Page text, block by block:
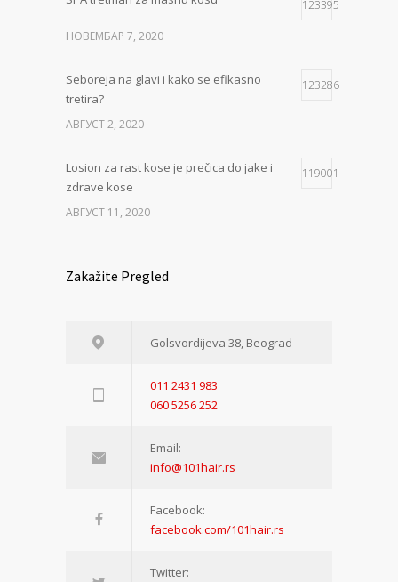
123395
НОВЕМБАР 7, 2020
Seboreja na glavi i kako se efikasno
tretira?
123286
АВГУСТ 2, 2020
Losion za rast kose je prečica do jake i
zdrave kose
119001
АВГУСТ 11, 2020
Zakažite Pregled
Golsvordijeva 38, Beograd
011 2431 983
060 5256 252
Email:
info@101hair.rs
Facebook:
facebook.com/101hair.rs
Twitter: